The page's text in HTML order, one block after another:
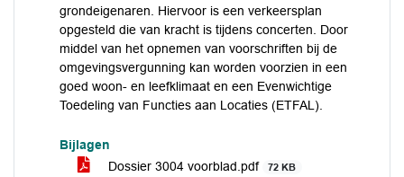
grondeigenaren. Hiervoor is een verkeersplan
opgesteld die van kracht is tijdens concerten. Door
middel van het opnemen van voorschriften bij de
omgevingsvergunning kan worden voorzien in een
goed woon- en leefklimaat en een Evenwichtige
Toedeling van Functies aan Locaties (ETFAL).
Bijlagen
Dossier 3004 voorblad.pdf
72 KB